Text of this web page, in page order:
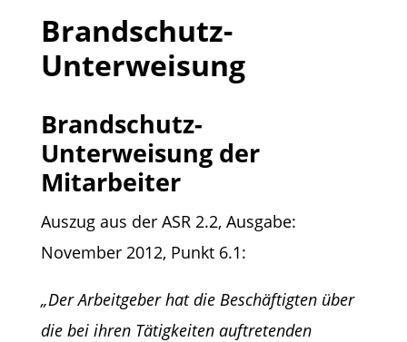
Brandschutz-
Unterweisung
Brandschutz-
Unterweisung der
Mitarbeiter
Auszug aus der ASR 2.2, Ausgabe:
November 2012, Punkt 6.1:
„Der Arbeitgeber hat die Beschäftigten über
die bei ihren Tätigkeiten auftretenden